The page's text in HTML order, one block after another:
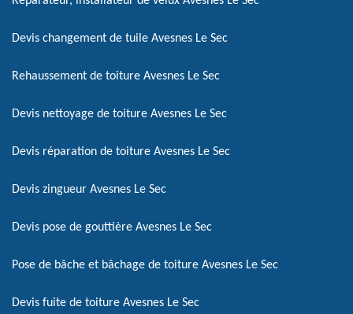
Devis changement de tuile Avesnes Le Sec
Rehaussement de toiture Avesnes Le Sec
Devis nettoyage de toiture Avesnes Le Sec
Devis réparation de toiture Avesnes Le Sec
Devis zingueur Avesnes Le Sec
Devis pose de gouttière Avesnes Le Sec
Pose de bâche et bâchage de toiture Avesnes Le Sec
Devis fuite de toiture Avesnes Le Sec